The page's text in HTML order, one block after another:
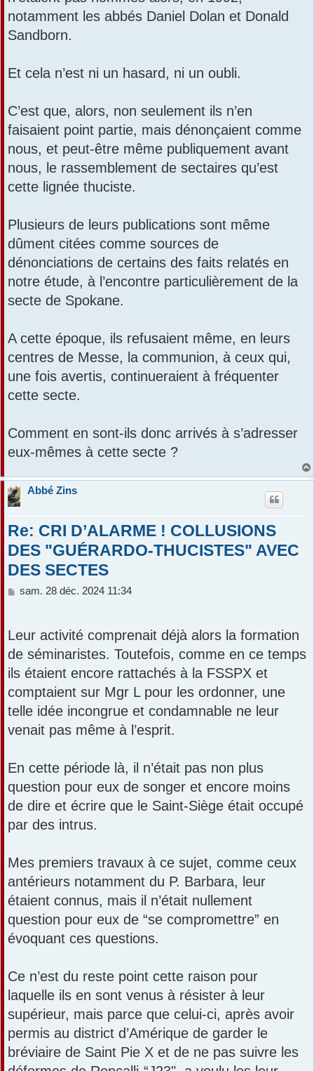
notamment les abbés Daniel Dolan et Donald
Sandborn.
Et cela n’est ni un hasard, ni un oubli.
C’est que, alors, non seulement ils n’en
faisaient point partie, mais dénonçaient comme
nous, et peut-être même publiquement avant
nous, le rassemblement de sectaires qu’est
cette lignée thuciste.
Plusieurs de leurs publications sont même
dûment citées comme sources de
dénonciations de certains des faits relatés en
notre étude, à l’encontre particulièrement de la
secte de Spokane.
A cette époque, ils refusaient même, en leurs
centres de Messe, la communion, à ceux qui,
une fois avertis, continueraient à fréquenter
cette secte.
Comment en sont-ils donc arrivés à s’adresser
eux-mêmes à cette secte ?
Abbé Zins
Re: CRI D’ALARME ! COLLUSIONS
DES "GUÉRARDO-THUCISTES" AVEC
DES SECTES
M
a
g
sam. 28 déc. 2024 11:34
Leur activité comprenait déjà alors la formation
de séminaristes. Toutefois, comme en ce temps
ils étaient encore rattachés à la FSSPX et
comptaient sur Mgr L pour les ordonner, une
telle idée incongrue et condamnable ne leur
venait pas même à l’esprit.
En cette période là, il n’était pas non plus
question pour eux de songer et encore moins
de dire et écrire que le Saint-Siège était occupé
par des intrus.
Mes premiers travaux à ce sujet, comme ceux
antérieurs notamment du P. Barbara, leur
étaient connus, mais il n’était nullement
question pour eux de “se compromettre” en
évoquant ces questions.
Ce n’est du reste point cette raison pour
laquelle ils en sont venus à résister à leur
supérieur, mais parce que celui-ci, après avoir
permis au district d’Amérique de garder le
bréviaire de Saint Pie X et de ne pas suivre les